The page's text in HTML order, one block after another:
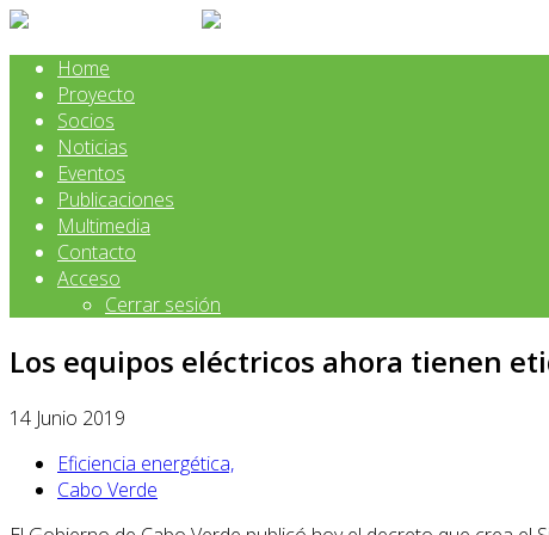
Home
Proyecto
Socios
Noticias
Eventos
Publicaciones
Multimedia
Contacto
Acceso
Cerrar sesión
Los equipos eléctricos ahora tienen
14 Junio 2019
Eficiencia energética,
Cabo Verde